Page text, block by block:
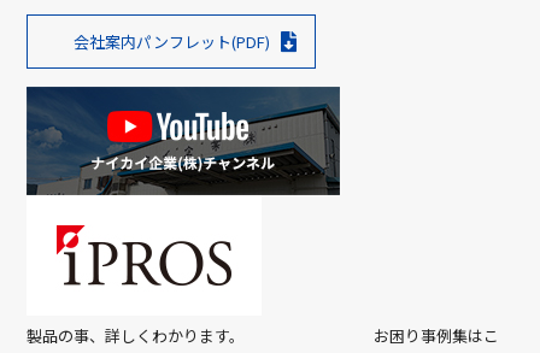
会社案内パンフレット(PDF)
製品の事、詳しくわかります。 お困り事例集はこ